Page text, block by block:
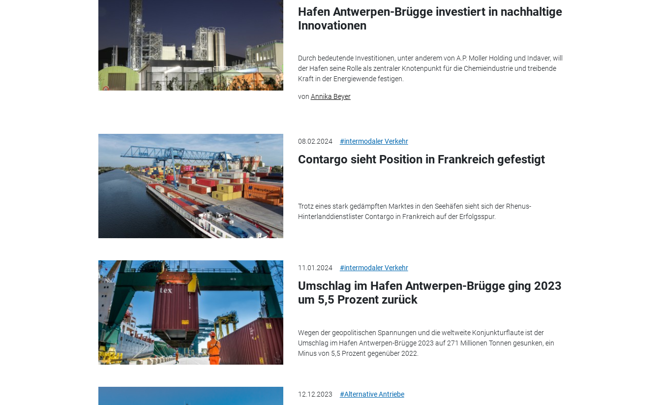
Hafen Antwerpen-Brügge investiert in nachhaltige
Innovationen
Durch bedeutende Investitionen, unter anderem von A.P. Moller Holding und Indaver, will
der Hafen seine Rolle als zentraler Knotenpunkt für die Chemieindustrie und treibende
Kraft in der Energiewende festigen.
von Annika Beyer
08.02.2024 #intermodaler Verkehr
Contargo sieht Position in Frankreich gefestigt
Trotz eines stark gedämpften Marktes in den Seehäfen sieht sich der Rhenus-
Hinterlanddienstlister Contargo in Frankreich auf der Erfolgsspur.
11.01.2024 #intermodaler Verkehr
Umschlag im Hafen Antwerpen-Brügge ging 2023
um 5,5 Prozent zurück
Wegen der geopolitischen Spannungen und die weltweite Konjunkturflaute ist der
Umschlag im Hafen Antwerpen-Brügge 2023 auf 271 Millionen Tonnen gesunken, ein
Minus von 5,5 Prozent gegenüber 2022.
12.12.2023 #Alternative Antriebe